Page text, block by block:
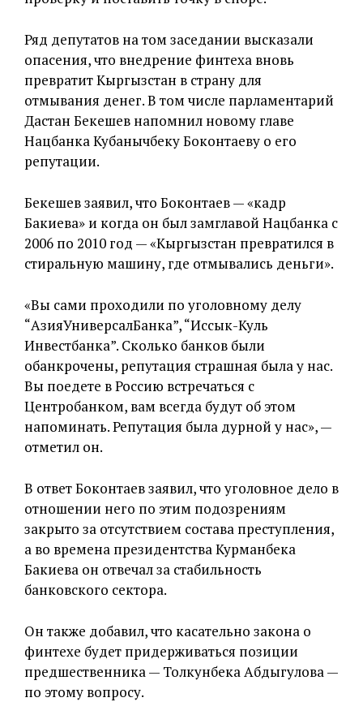
Ряд депутатов на том заседании высказали
опасения, что внедрение финтеха вновь
превратит Кыргызстан в страну для
отмывания денег. В том числе парламентарий
Дастан Бекешев напомнил новому главе
Нацбанка Кубанычбеку Боконтаеву о его
репутации.
Бекешев заявил, что Боконтаев — «кадр
Бакиева» и когда он был замглавой Нацбанка с
2006 по 2010 год — «Кыргызстан превратился в
стиральную машину, где отмывались деньги».
«Вы сами проходили по уголовному делу
“АзияУниверсалБанка”, “Иссык-Куль
Инвестбанка”. Сколько банков были
обанкрочены, репутация страшная была у нас.
Вы поедете в Россию встречаться с
Центробанком, вам всегда будут об этом
напоминать. Репутация была дурной у нас», —
отметил он.
В ответ Боконтаев заявил, что уголовное дело в
отношении него по этим подозрениям
закрыто за отсутствием состава преступления,
а во времена президентства Курманбека
Бакиева он отвечал за стабильность
банковского сектора.
Он также добавил, что касательно закона о
финтехе будет придерживаться позиции
предшественника — Толкунбека Абдыгулова —
по этому вопросу.